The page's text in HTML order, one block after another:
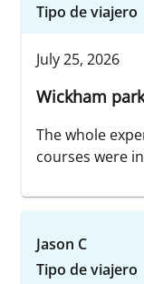
Tipo de viajero
July 25, 2026
Wickham park
The whole
courses were
Jason C
Tipo de viajero